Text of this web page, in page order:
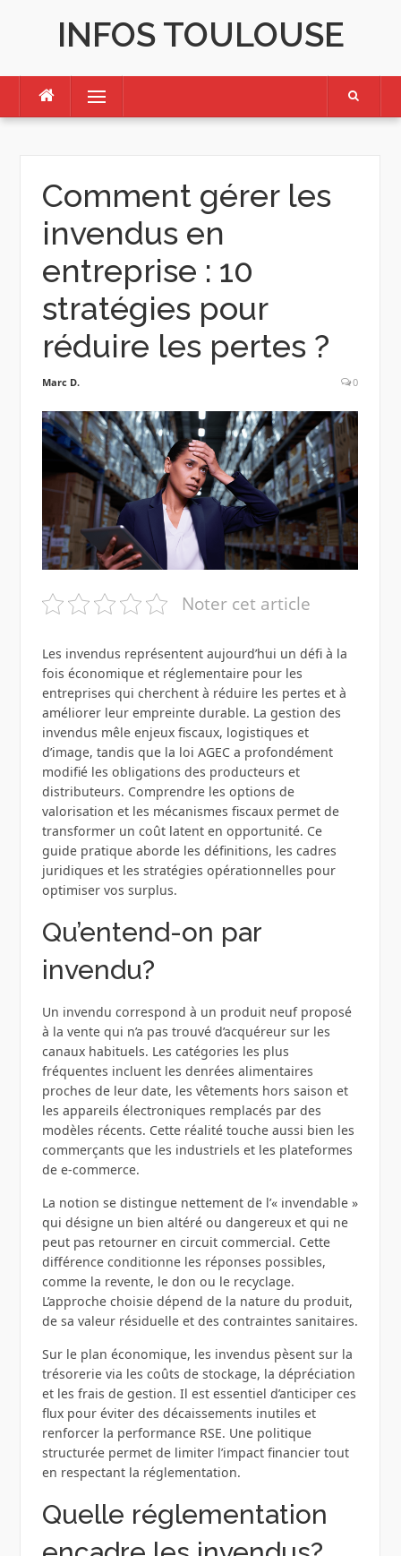
INFOS TOULOUSE
Menu
Comment gérer les
invendus en
entreprise : 10
stratégies pour
réduire les pertes ?
Marc D. 0
Noter cet article
Les invendus représentent aujourd’hui un défi à la
fois économique et réglementaire pour les
entreprises qui cherchent à réduire les pertes et à
améliorer leur empreinte durable. La gestion des
invendus mêle enjeux fiscaux, logistiques et
d’image, tandis que la loi AGEC a profondément
modifié les obligations des producteurs et
distributeurs. Comprendre les options de
valorisation et les mécanismes fiscaux permet de
transformer un coût latent en opportunité. Ce
guide pratique aborde les définitions, les cadres
juridiques et les stratégies opérationnelles pour
optimiser vos surplus.
Qu’entend-on par
invendu?
Un invendu correspond à un produit neuf proposé
à la vente qui n’a pas trouvé d’acquéreur sur les
canaux habituels. Les catégories les plus
fréquentes incluent les denrées alimentaires
proches de leur date, les vêtements hors saison et
les appareils électroniques remplacés par des
modèles récents. Cette réalité touche aussi bien les
commerçants que les industriels et les plateformes
de e‑commerce.
La notion se distingue nettement de l’« invendable »
qui désigne un bien altéré ou dangereux et qui ne
peut pas retourner en circuit commercial. Cette
différence conditionne les réponses possibles,
comme la revente, le don ou le recyclage.
L’approche choisie dépend de la nature du produit,
de sa valeur résiduelle et des contraintes sanitaires.
Sur le plan économique, les invendus pèsent sur la
trésorerie via les coûts de stockage, la dépréciation
et les frais de gestion. Il est essentiel d’anticiper ces
flux pour éviter des décaissements inutiles et
renforcer la performance RSE. Une politique
structurée permet de limiter l’impact financier tout
en respectant la réglementation.
Quelle réglementation